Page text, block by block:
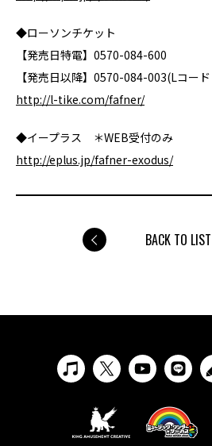
◆ローソンチケット
【発売日特電】0570-084-600
【発売日以降】0570-084-003(Lコー
http://l-tike.com/fafner/
◆イープラス ＊WEB受付のみ
http://eplus.jp/fafner-exodus/
BACK TO LIST